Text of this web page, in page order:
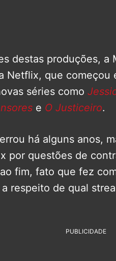
destas produções, a
Netflix, que começou
séries como
e O Justiceiro.
há alguns anos,
por questões de
fim, fato que fez
respeito de qual
PUBLICIDADE